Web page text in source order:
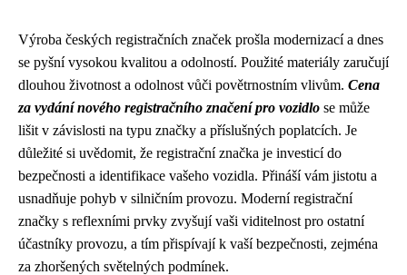
Výroba českých registračních značek prošla modernizací a dnes
se pyšní vysokou kvalitou a odolností. Použité materiály zaručují
dlouhou životnost a odolnost vůči povětrnostním vlivům. Cena
za vydání nového registračního značení pro vozidlo se může
lišit v závislosti na typu značky a příslušných poplatcích. Je
důležité si uvědomit, že registrační značka je investicí do
bezpečnosti a identifikace vašeho vozidla. Přináší vám jistotu a
usnadňuje pohyb v silničním provozu. Moderní registrační
značky s reflexními prvky zvyšují vaši viditelnost pro ostatní
účastníky provozu, a tím přispívají k vaší bezpečnosti, zejména
za zhoršených světelných podmínek.